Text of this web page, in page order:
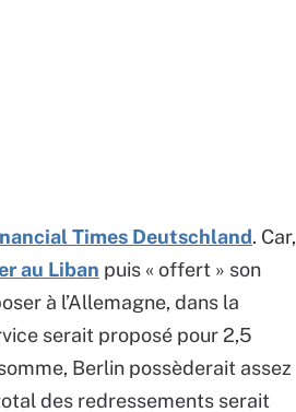
Times Deutschland. Car,
au Liban puis « offert » son
à l’Allemagne, dans la
serait proposé pour 2,5
Berlin possèderait assez
des redressements serait